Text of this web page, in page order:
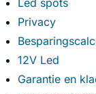
Led spots
Privacy
12V Led
Garantie en